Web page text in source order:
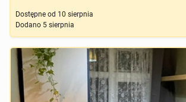
Dostępne od 10 sierpnia
Dodano 5 sierpnia